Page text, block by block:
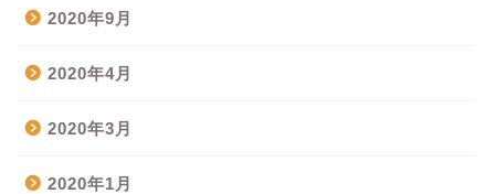
2020年9月
2020年4月
2020年3月
2020年1月